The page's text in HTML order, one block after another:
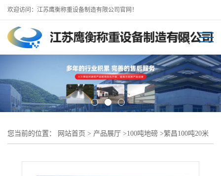
欢迎访问：江苏鹰衡称重设备制造有限公司官网！
您当前的位置： 网站首页 > 产品展厅 >100吨地磅 >繁昌100吨20米